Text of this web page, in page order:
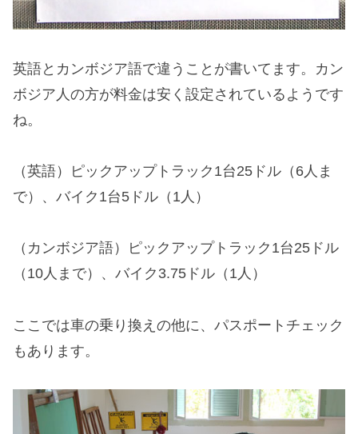
英語とカンボジア語で違うことが書いてます。カン
ボジア人の方が料金は安く設定されているようです
ね。
（英語）ピックアップトラック1台25ドル（6人ま
で）、バイク1台5ドル（1人）
（カンボジア語）ピックアップトラック1台25ドル
（10人まで）、バイク3.75ドル（1人）
ここでは車の乗り換えの他に、パスポートチェック
もあります。